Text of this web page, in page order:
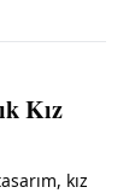
Kız
kız